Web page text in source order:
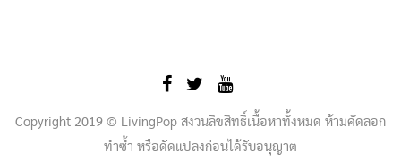
Copyright 2019 © LivingPop สงวนลิขสิทธิ์เนื้อหาทั้งหมด ห้ามคัดลอก
ทำซ้ำ หรือดัดแปลงก่อนได้รับอนุญาต